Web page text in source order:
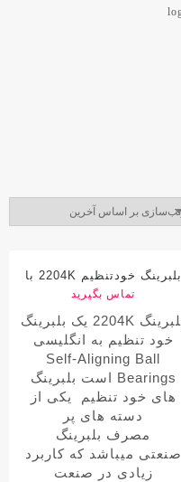
بلبرینگ خودتنظیم 2204K با
مارک جی بی آر
تماس بگیرید
بلبرینگ 2204K یک بلبرینگ
خود تنظیم به انگلیسی
Self-Aligning Ball
Bearings است بلبرینگ
های خود تنظیم
یکی از
دسته های پر
مصرف بلبرینگ
صنعتی میباشد که کاربرد
زیادی در صنعت